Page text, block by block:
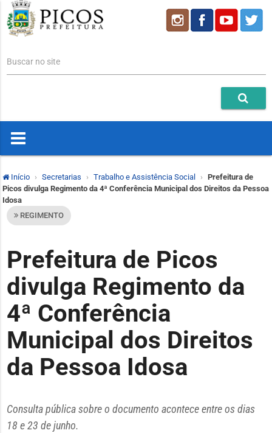
Buscar no site
Início Secretarias Trabalho e Assistência Social
Prefeitura de
Picos divulga Regimento da 4ª Conferência Municipal dos Direitos da Pessoa
Idosa
REGIMENTO
Prefeitura de Picos
divulga Regimento da
4ª Conferência
Municipal dos Direitos
da Pessoa Idosa
Consulta pública sobre o documento acontece entre os dias
18 e 23 de junho.